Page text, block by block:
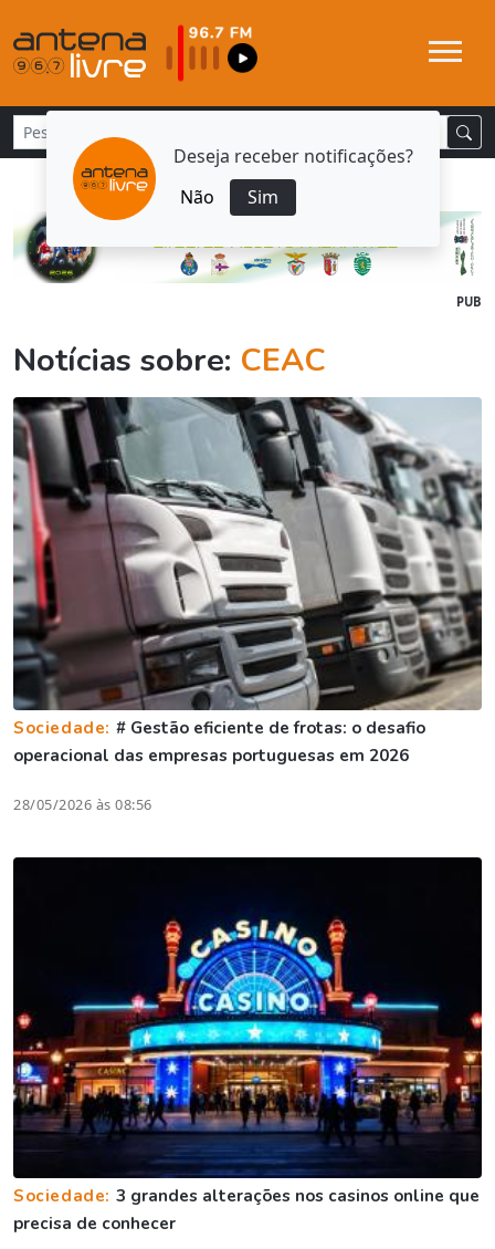
Deseja receber notificações?
Não
Sim
PUB
Notícias sobre: CEAC
Sociedade: # Gestão eficiente de frotas: o desafio
operacional das empresas portuguesas em 2026
28/05/2026 às 08:56
Sociedade: 3 grandes alterações nos casinos online que
precisa de conhecer